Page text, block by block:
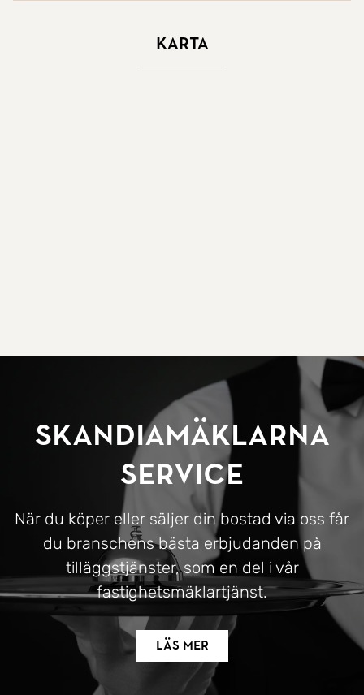
Karta
SkandiaMäklarna
Service
När du köper eller säljer din bostad via oss får
du branschens bästa erbjudanden på
tilläggstjänster, som en del i vår
fastighetsmäklartjänst.
Läs mer